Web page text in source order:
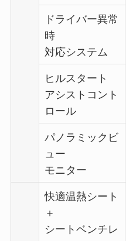
ドライバー異常
時
対応システム
ヒルスタート
アシストコント
ロール
パノラミックビ
ュー
モニター
快適温熱シート
＋
シートベンチレ